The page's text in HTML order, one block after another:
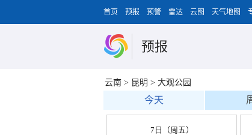
首页 预报 预警 雷达 云图 天气地图
预报
云南 > 昆明 > 大观公园
今天
7日（周五）